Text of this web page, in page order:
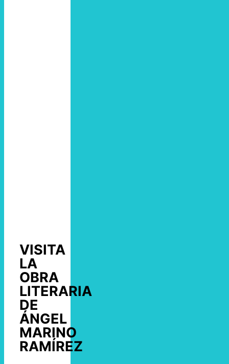
VISITA
LA
OBRA
LITERARIA
DE
ÁNGEL
MARINO
RAMÍREZ